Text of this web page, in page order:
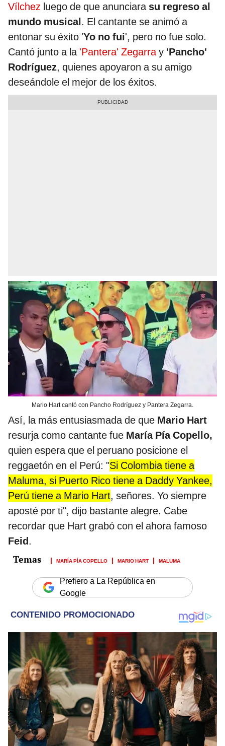
Vílchez luego de que anunciara su regreso al
mundo musical. El cantante se animó a
entonar su éxito 'Yo no fui', pero no fue solo.
Cantó junto a la 'Pantera' Zegarray 'Pancho'
Rodríguez, quienes apoyaron a su amigo
deseándole el mejor de los éxitos.
Mario Hart cantó con Pancho Rodríguez y Pantera Zegarra.
Así, la más entusiasmada de que Mario Hart
resurja como cantante fue María Pía Copello,
quien espera que el peruano posicione el
reggaetón en el Perú: "Si Colombia tiene a
Maluma, si Puerto Rico tiene a Daddy Yankee,
Perú tiene a Mario Hart, señores. Yo siempre
aposté por ti", dijo bastante alegre. Cabe
recordar que Hart grabó con el ahora famoso
Feid.
MARÍA PÍA COPELLO MARIO HART MALUMA
Prefiero a La República en
Google